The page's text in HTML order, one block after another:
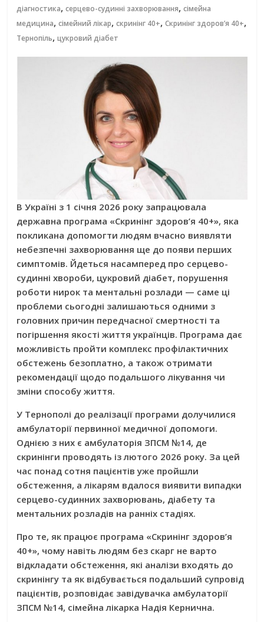
діагностика,серцево-судинні захворювання,сімейна
медицина,сімейний лікар,скринінг 40+,Скринінг здоров’я 40+,
Тернопіль,цукровий діабет
В Україні з 1 січня 2026 року запрацювала
державна програма «Скринінг здоров’я 40+», яка
покликана допомогти людям вчасно виявляти
небезпечні захворювання ще до появи перших
симптомів. Йдеться насамперед про серцево-
судинні хвороби, цукровий діабет, порушення
роботи нирок та ментальні розлади — саме ці
проблеми сьогодні залишаються одними з
головних причин передчасної смертності та
погіршення якості життя українців. Програма дає
можливість пройти комплекс профілактичних
обстежень безоплатно, а також отримати
рекомендації щодо подальшого лікування чи
зміни способу життя.
У Тернополі до реалізації програми долучилися
амбулаторії первинної медичної допомоги.
Однією з них є амбулаторія ЗПСМ №14, де
скринінги проводять із лютого 2026 року. За цей
час понад сотня пацієнтів уже пройшли
обстеження, а лікарям вдалося виявити випадки
серцево-судинних захворювань, діабету та
ментальних розладів на ранніх стадіях.
Про те, як працює програма «Скринінг здоров’я
40+», чому навіть людям без скарг не варто
відкладати обстеження, які аналізи входять до
скринінгу та як відбувається подальший супровід
пацієнтів, розповідає завідувачка амбулаторії
ЗПСМ №14, сімейна лікарка Надія Кернична.